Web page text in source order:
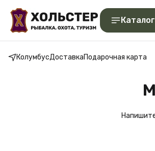
Каталог
КолумбусДоставкаПодарочная карта